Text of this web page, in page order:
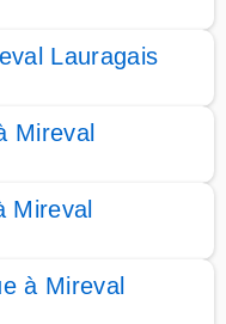
Lauragais
Mireval
Mireval
à Mireval